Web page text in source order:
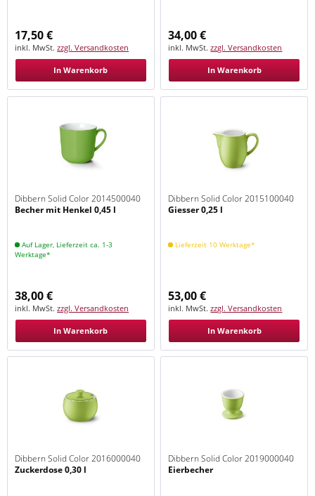
17,50 €
inkl. MwSt.zzgl. Versandkosten
In Warenkorb
34,00 €
inkl. MwSt.zzgl. Versandkosten
In Warenkorb
Dibbern Solid Color 2014500040
Maigrün
Becher mit Henkel 0,45 l
Auf Lager, Lieferzeit ca. 1-3
Werktage*
38,00 €
inkl. MwSt.zzgl. Versandkosten
In Warenkorb
Dibbern Solid Color 2015100040
Maigrün
Giesser 0,25 l
Lieferzeit 10 Werktage*
53,00 €
inkl. MwSt.zzgl. Versandkosten
In Warenkorb
Dibbern Solid Color 2016000040
Maigrün
Zuckerdose 0,30 l
Dibbern Solid Color 2019000040
Maigrün
Eierbecher